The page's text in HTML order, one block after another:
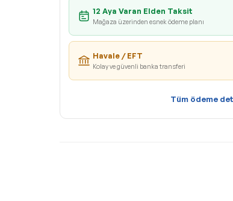
12 Aya Varan Elden Taksit
Mağaza üzerinden esnek ödeme planı
Havale / EFT
Kolay ve güvenli banka transferi
Tüm ödeme